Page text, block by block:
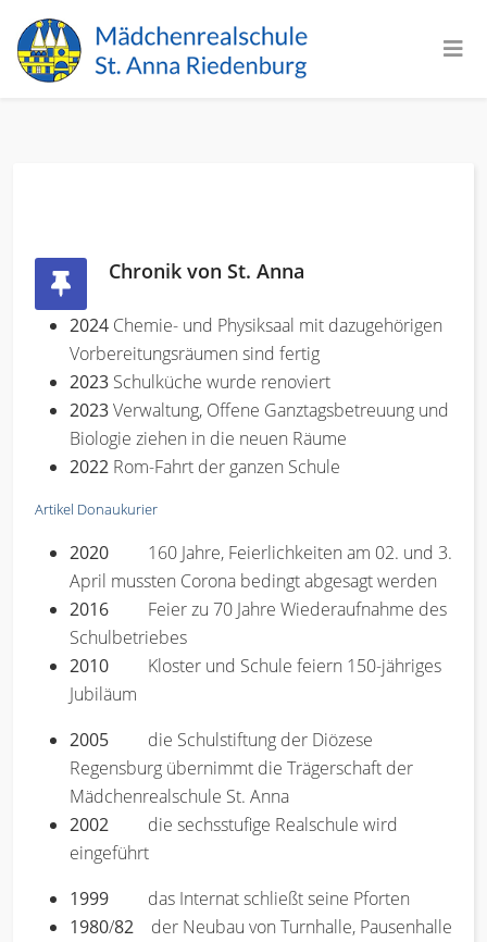
Chronik von St. Anna
2024 Chemie- und Physiksaal mit dazugehörigen
Vorbereitungsräumen sind fertig
2023 Schulküche wurde renoviert
2023Verwaltung, Offene Ganztagsbetreuung und
Biologie ziehen in die neuen Räume
2022 Rom-Fahrt der ganzen Schule
Artikel Donaukurier
2020
160 Jahre, Feierlichkeiten am 02. und 3.
April mussten Corona bedingt abgesagt werden
2016 Feier zu 70 Jahre Wiederaufnahme des
Schulbetriebes
2010 Kloster und Schule feiern 150-jähriges
Jubiläum
2005 die Schulstiftung der Diözese
Regensburg übernimmt die Trägerschaft der
Mädchenrealschule St. Anna
2002 die sechsstufige Realschule wird
eingeführt
1999 das Internat schließt seine Pforten
1980/82 der Neubau von Turnhalle, Pausenhalle